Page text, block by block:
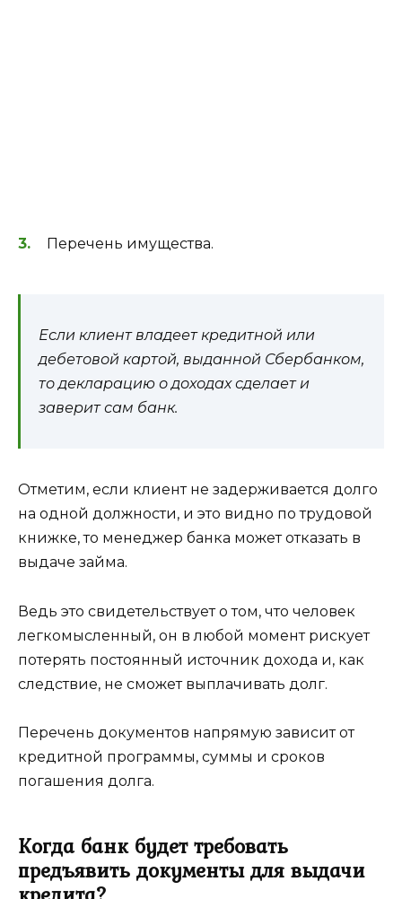
Перечень имущества.
Если клиент владеет кредитной или
дебетовой картой, выданной Сбербанком,
то декларацию о доходах сделает и
заверит сам банк.
Отметим, если клиент не задерживается долго
на одной должности, и это видно по трудовой
книжке, то менеджер банка может отказать в
выдаче займа.
Ведь это свидетельствует о том, что человек
легкомысленный, он в любой момент рискует
потерять постоянный источник дохода и, как
следствие, не сможет выплачивать долг.
Перечень документов напрямую зависит от
кредитной программы, суммы и сроков
погашения долга.
Когда банк будет требовать
предъявить документы для выдачи